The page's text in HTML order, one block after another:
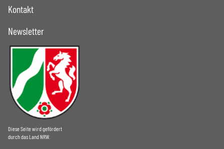
Kontakt
Newsletter
Diese Seite wird gefördert
durch das Land NRW.